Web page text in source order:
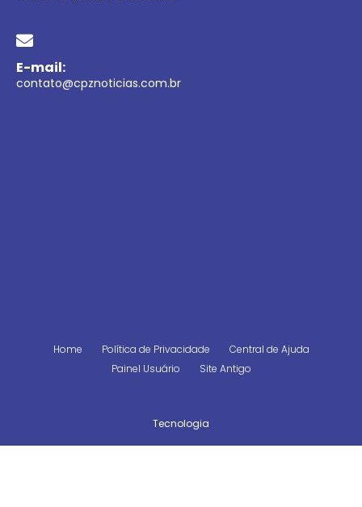
E-mail:
contato@cpznoticias.com.br
Home Política de Privacidade
Central de Ajuda
Painel Usuário
Site Antigo
Tecnologia